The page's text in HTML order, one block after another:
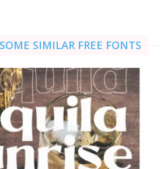
SIMILAR FREE FONTS